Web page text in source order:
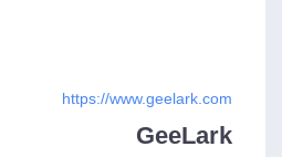
https://www.geelark.com
GeeLark